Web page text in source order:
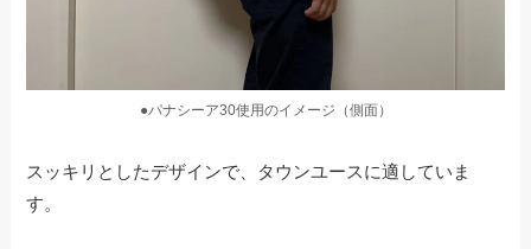
●パナシーア30使用のイメージ（側面）
スッキリとしたデザインで、タウンユースに適していま
す。